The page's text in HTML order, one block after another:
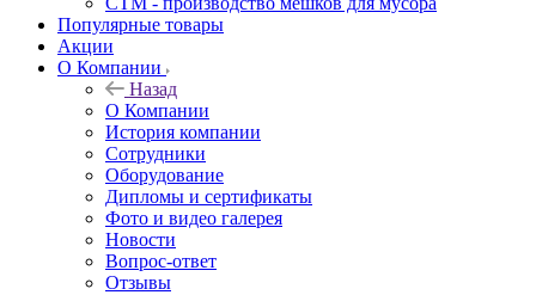
Популярные товары
Акции
О Компании
Назад
О Компании
История компании
Сотрудники
Оборудование
Дипломы и сертификаты
Фото и видео галерея
Новости
Вопрос-ответ
Отзывы